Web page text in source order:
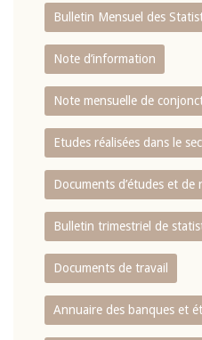
Bulletin Mensuel des
Note d’information
Note mensuelle de
Etudes réalisées dans le
Documents d’études et de
Bulletin trimestriel de
Documents de travail
Annuaire des banques et